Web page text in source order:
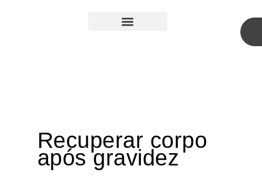
Recuperar corpo
após gravidez